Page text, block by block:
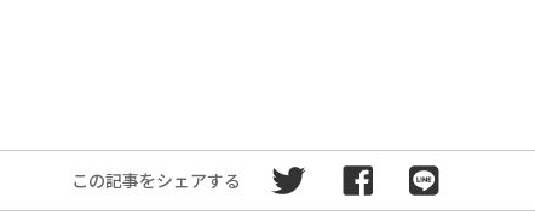
この記事をシェアする